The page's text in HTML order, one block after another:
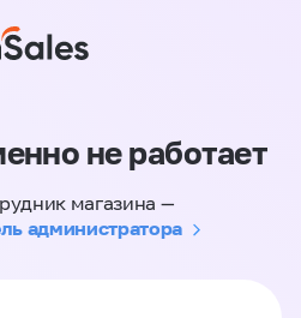
не работает
магазина —
администратора